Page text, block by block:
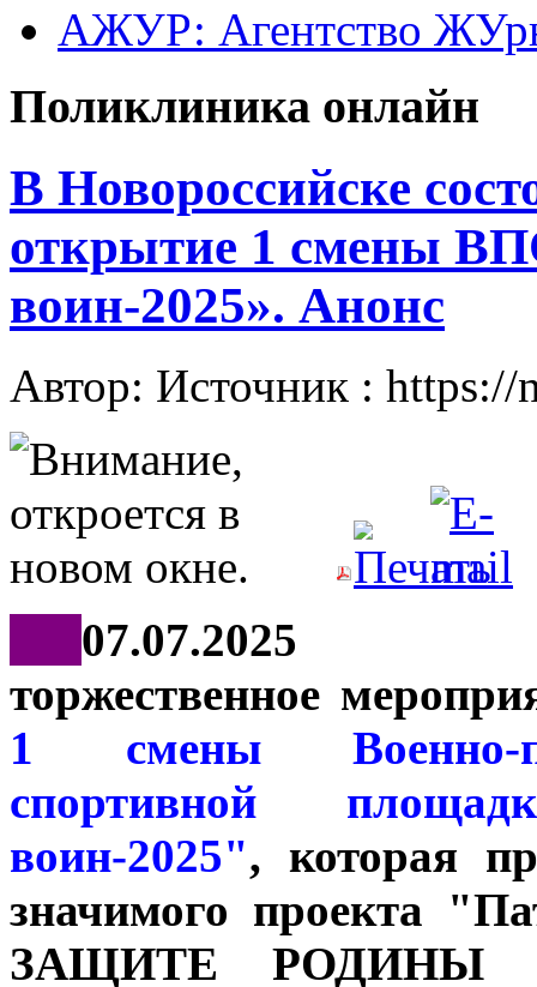
АЖУР: Агентство
Поликлиника онлайн
В Новороссийске
открытие 1 смены
воин-2025». Анонс
Автор: Источник : https://
07.07.2025
торжественное
1 смены Военно-
спортивной
воин-2025", которая
значимого проекта
ЗАЩИТЕ РОДИНЫ